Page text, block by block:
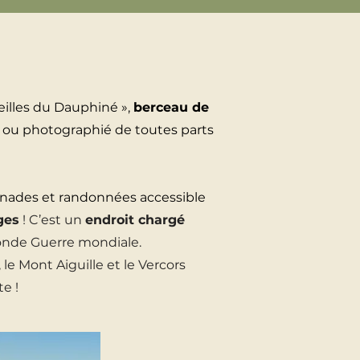
du Dauphiné », berceau de
photographié de toutes parts
et randonnées accessible
! C’est un endroit chargé
Guerre mondiale.
Mont Aiguille et le Vercors
!